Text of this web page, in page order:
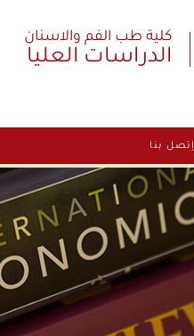
كلية طب الفم والاسنان
الدراسات العليا
إتصل بنا